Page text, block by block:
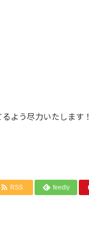
よう尽力いたします！
RSS feedly